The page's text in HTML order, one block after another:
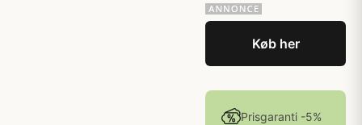
Køb her
Prisgaranti -5%